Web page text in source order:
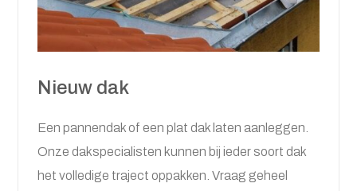
Nieuw dak
Een pannendak of een plat dak laten aanleggen.
Onze dakspecialisten kunnen bij ieder soort dak
het volledige traject oppakken. Vraag geheel